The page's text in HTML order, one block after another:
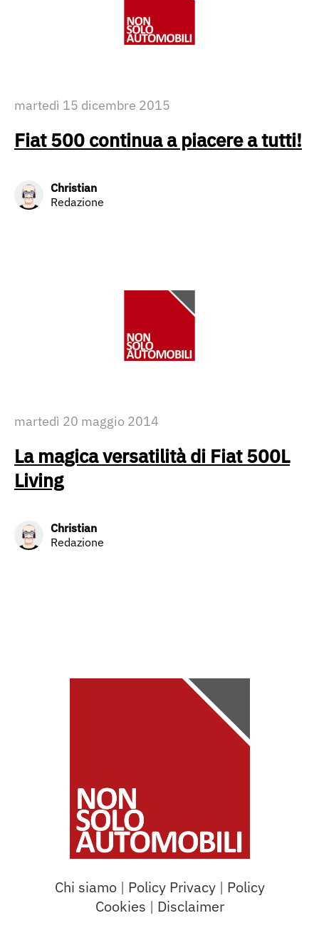
martedì 15 dicembre 2015
Fiat 500 continua a piacere a tutti!
Christian
Redazione
martedì 20 maggio 2014
La magica versatilità di Fiat 500L
Living
Christian
Redazione
Chi siamo| Policy Privacy| Policy
Cookies | Disclaimer